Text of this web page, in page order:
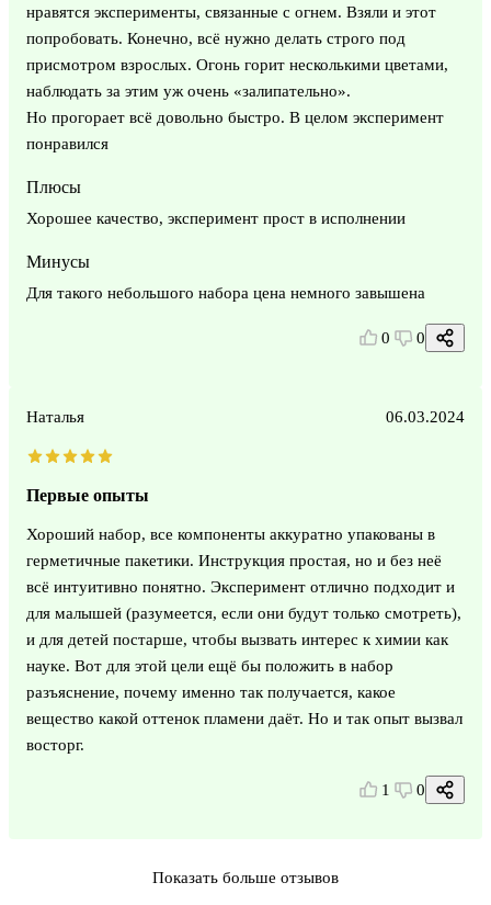
нравятся эксперименты, связанные с огнем. Взяли и этот
попробовать. Конечно, всё нужно делать строго под
присмотром взрослых. Огонь горит несколькими цветами,
наблюдать за этим уж очень «залипательно».
Но прогорает всё довольно быстро. В целом эксперимент
понравился
Плюсы
Хорошее качество, эксперимент прост в исполнении
Минусы
Для такого небольшого набора цена немного завышена
0 0
Наталья 06.03.2024
Первые опыты
Хороший набор, все компоненты аккуратно упакованы в
герметичные пакетики. Инструкция простая, но и без неё
всё интуитивно понятно. Эксперимент отлично подходит и
для малышей (разумеется, если они будут только смотреть),
и для детей постарше, чтобы вызвать интерес к химии как
науке. Вот для этой цели ещё бы положить в набор
разъяснение, почему именно так получается, какое
вещество какой оттенок пламени даёт. Но и так опыт вызвал
восторг.
1 0
Показать больше отзывов